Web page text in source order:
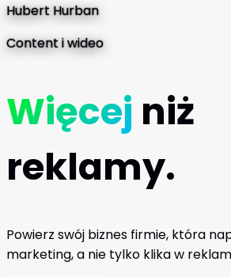
Hubert Hurban
Content i wideo
Więcej niż
reklamy.
Powierz swój biznes firmie, która
marketing, a nie tylko klika w